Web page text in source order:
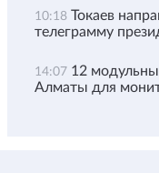
10:18 Токаев
телеграмму
14:07 12
Алматы для